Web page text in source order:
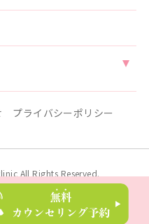
プライバシーポリシー
All Rights Reserved.